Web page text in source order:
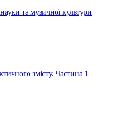
та музичної культури
змісту. Частина 1